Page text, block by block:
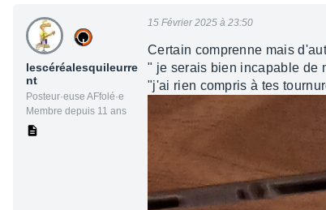
lescéréalesquileurre
nt
Posteur·euse AFfolé·e
Membre depuis 11 ans
15 Février 2025 à 23:50
Certain comprenne mais
" je serais bien incapable de
"j'ai rien compris à tes